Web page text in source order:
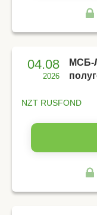
04.08
2026
МСБ-
NZT RUSFOND